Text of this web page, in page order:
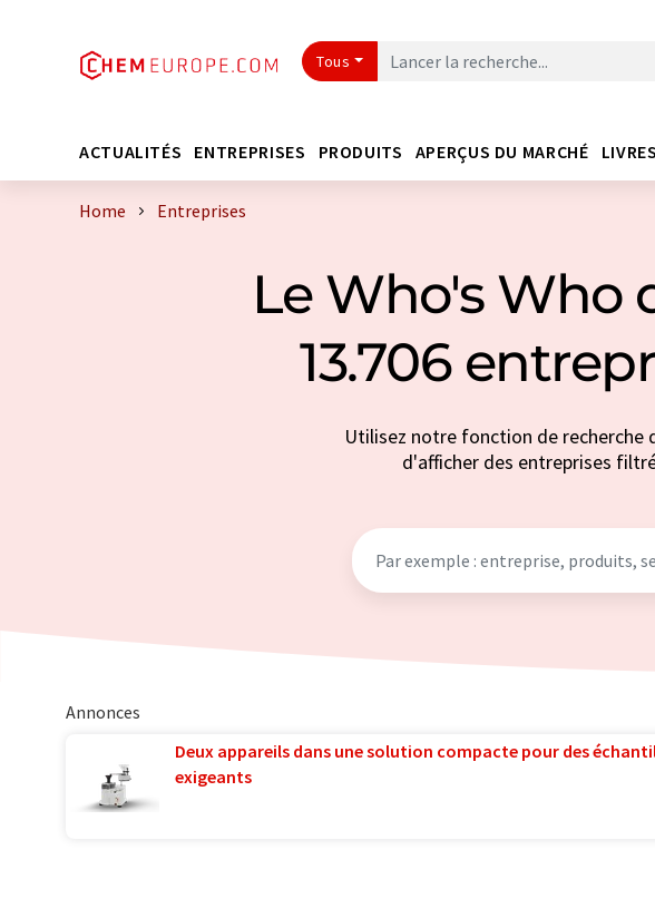
Tous
ACTUALITÉS ENTREPRISES PRODUITS APERÇUS DU MARCHÉ
Home Entreprises
Le Who's Who
13.706
Utilisez notre fonction de recherche
d'afficher des entreprises
Annonces
Deux appareils dans une solution compacte pour des
exigeants